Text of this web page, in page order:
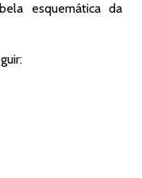
esquemática da